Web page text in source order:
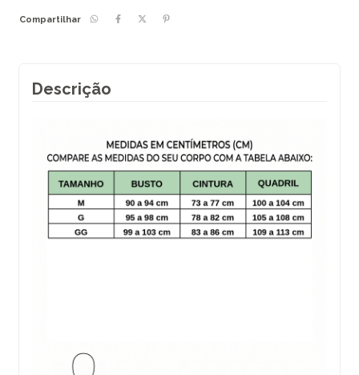
Compartilhar
Descrição